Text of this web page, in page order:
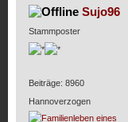
Sujo96
Stammposter
Beiträge: 8960
Hannoverzogen